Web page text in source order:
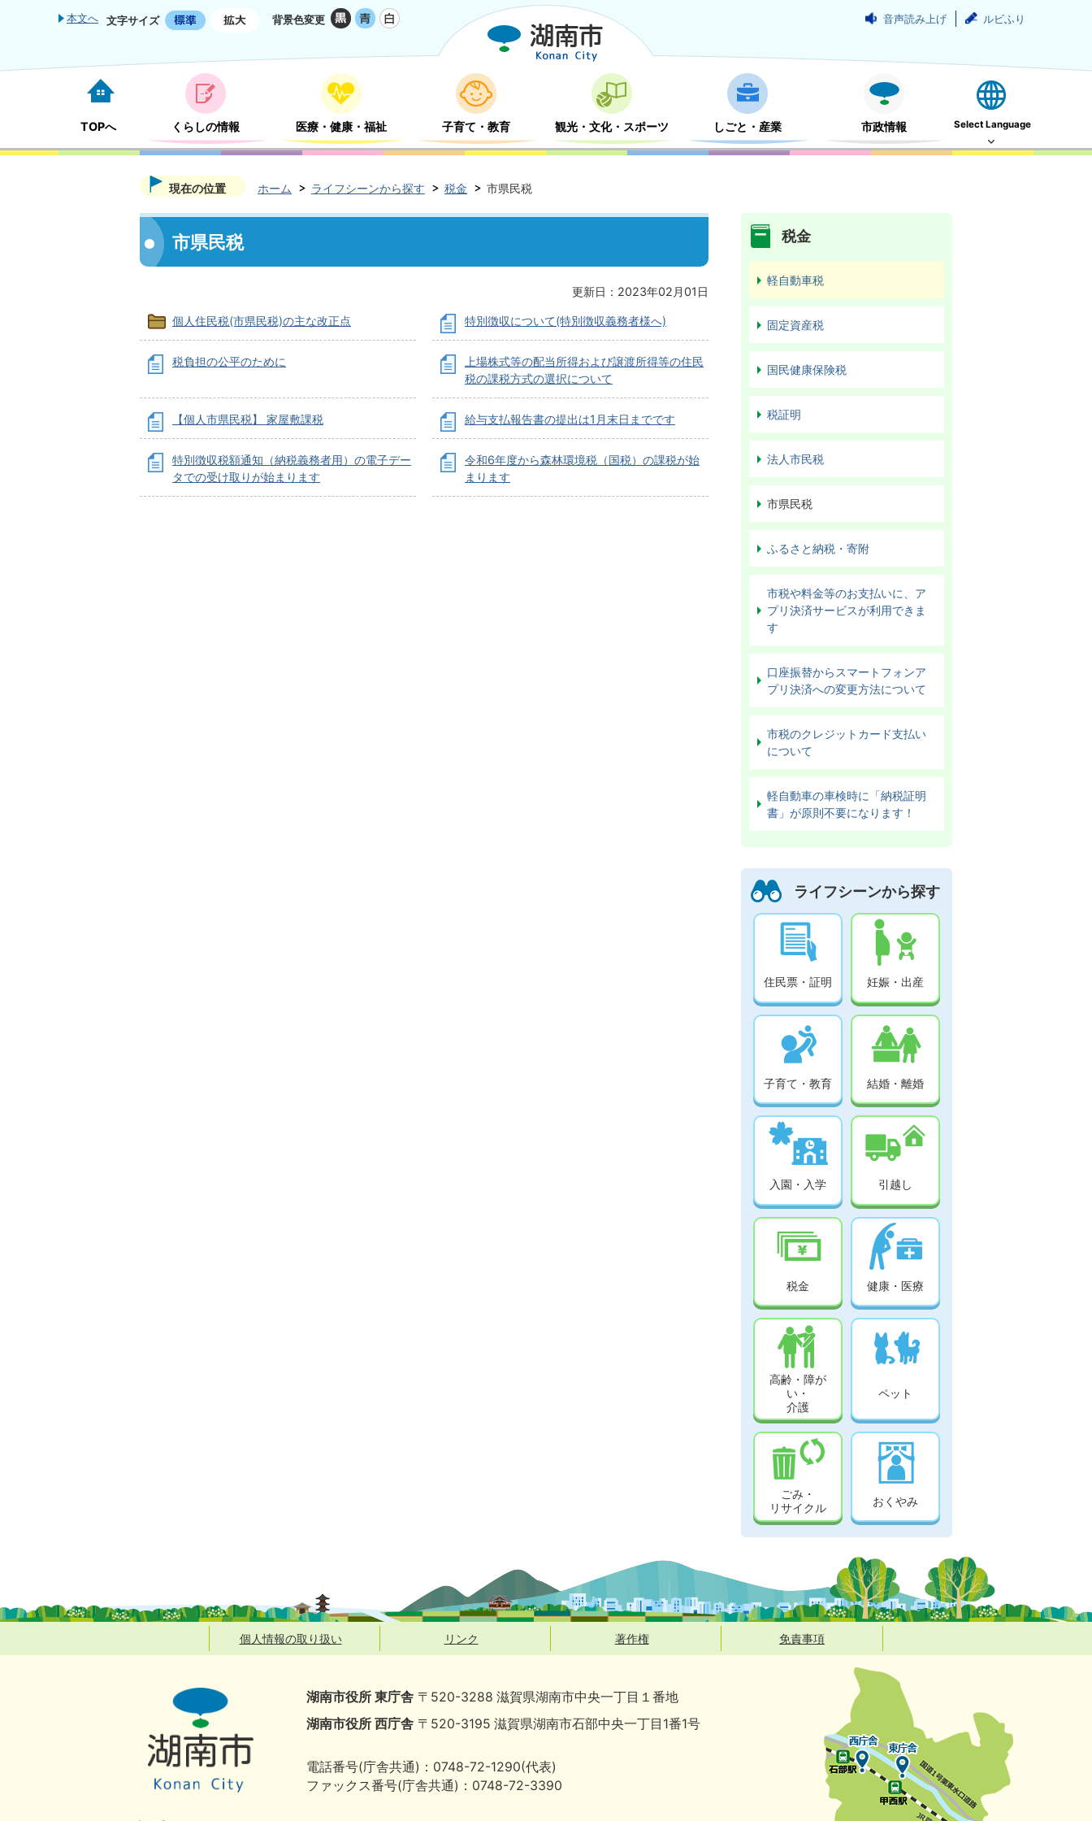
本文へ 文字サイズ 背景色変更 音声読み上げ ルビふり
TOPへ くらしの情報 医療・健康・福祉 子育て・教育 観光・文化・スポーツ しごと・産業 市政情報 Select Language
現在の位置 ホーム ライフシーンから探す 税金 市県民税
市県民税
更新日：2023年02月01日
個人住民税(市県民税)の主な改正点 特別徴収について(特別徴収義務者様へ)
税負担の公平のために
上場株式等の配当所得および譲渡所得等の住民
税の課税方式の選択について
【個人市県民税】 家屋敷課税 給与支払報告書の提出は1月末日までです
特別徴収税額通知（納税義務者用）の電子デー
タでの受け取りが始まります
令和6年度から森林環境税（国税）の課税が始
まります
税金
軽自動車税
固定資産税
国民健康保険税
税証明
法人市民税
市県民税
ふるさと納税・寄附
市税や料金等のお支払いに、ア
プリ決済サービスが利用できま
す
口座振替からスマートフォンア
プリ決済への変更方法について
市税のクレジットカード支払い
について
軽自動車の車検時に「納税証明
書」が原則不要になります！
ライフシーンから探す
住民票・証明 妊娠・出産
子育て・教育 結婚・離婚
入園・入学 引越し
税金 健康・医療
高齢・障が
い・
介護
ペット
ごみ・
リサイクル
おくやみ
個人情報の取り扱い リンク 著作権 免責事項
湖南市役所 東庁舎 〒520-3288 滋賀県湖南市中央一丁目１番地
湖南市役所 西庁舎 〒520-3195 滋賀県湖南市石部中央一丁目1番1号
電話番号(庁舎共通)：0748-72-1290(代表)
ファックス番号(庁舎共通)：0748-72-3390